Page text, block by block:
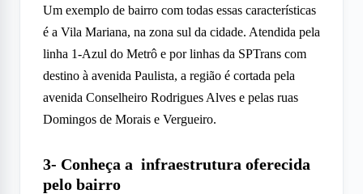
Um exemplo de bairro com todas essas características
é a Vila Mariana, na zona sul da cidade. Atendida pela
linha 1-Azul do Metrô e por linhas da SPTrans com
destino à avenida Paulista, a região é cortada pela
avenida Conselheiro Rodrigues Alves e pelas ruas
Domingos de Morais e Vergueiro.
3- Conheça a infraestrutura oferecida
pelo bairro